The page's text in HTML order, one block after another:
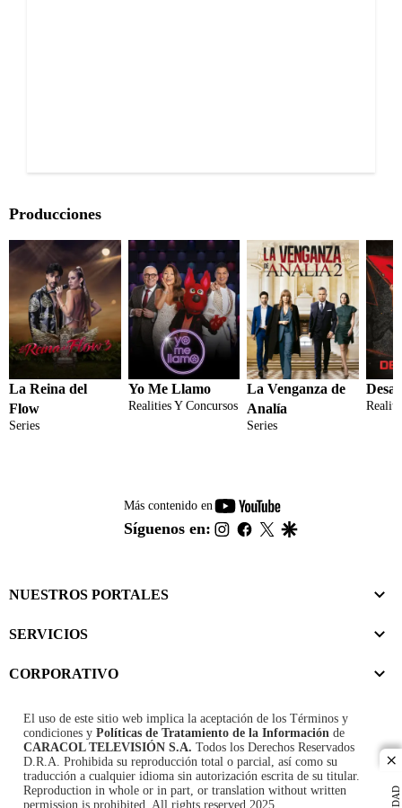
Producciones
La Reina del
Flow
Series
Yo Me Llamo
Realities Y Concursos
La Venganza de
Analía
Series
Más contenido en
youtube-
footer
Síguenos en: instagram
facebook
twitter
NUESTROS PORTALES
SERVICIOS
CORPORATIVO
El uso de este sitio web implica la aceptación de los Términos y
condiciones y Políticas de Tratamiento de la Información de
CARACOL TELEVISIÓN S.A. Todos los Derechos Reservados
D.R.A. Prohibida su reproducción total o parcial, así como su
traducción a cualquier idioma sin autorización escrita de su titular.
Reproduction in whole or in part, or translation without written
permission is prohibited. All rights reserved 2025.